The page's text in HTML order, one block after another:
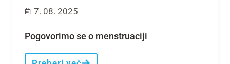
7. 08. 2025
Pogovorimo se o menstruaciji